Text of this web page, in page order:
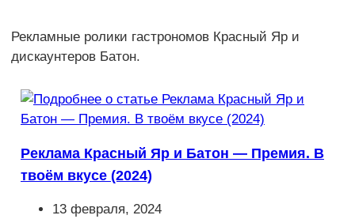
Рекламные ролики гастрономов Красный Яр и
дискаунтеров Батон.
Реклама Красный Яр и Батон — Премия. В
твоём вкусе (2024)
Запись
13 февраля, 2024